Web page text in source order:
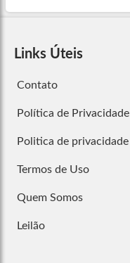
Links Úteis
Contato
Política de Privacidade
Politica de privacidade
Termos de Uso
Quem Somos
Leilão